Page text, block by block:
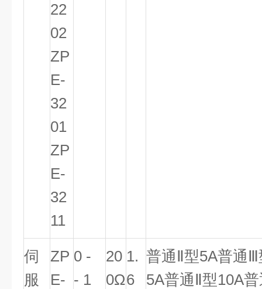
22
02
ZP
E-
32
01
ZP
E-
32
11
伺
服
ZP
E-
0 -
- 1
20
0Ω
1.
6
普通Ⅱ型5A普通Ⅲ
5A普通Ⅱ型10A